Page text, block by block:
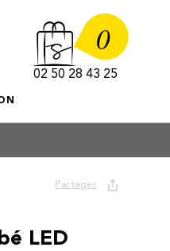
0
02 50 28 43 25
Partager
LED